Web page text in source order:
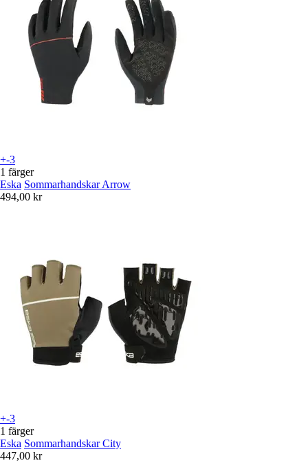
+-3
1 färger
Eska Sommarhandskar Arrow
494,00 kr
+-3
1 färger
Eska Sommarhandskar City
447,00 kr